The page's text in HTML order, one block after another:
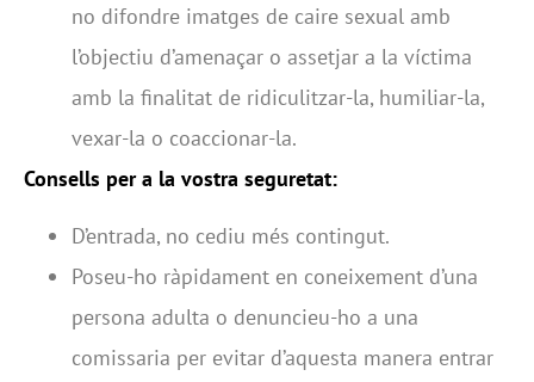
no difondre imatges de caire sexual amb
l’objectiu d’amenaçar o assetjar a la víctima
amb la finalitat de ridiculitzar-la, humiliar-la,
vexar-la o coaccionar-la.
Consells per a la vostra seguretat:
D’entrada, no cediu més contingut.
Poseu-ho ràpidament en coneixement d’una
persona adulta o denuncieu-ho a una
comissaria per evitar d’aquesta manera entrar